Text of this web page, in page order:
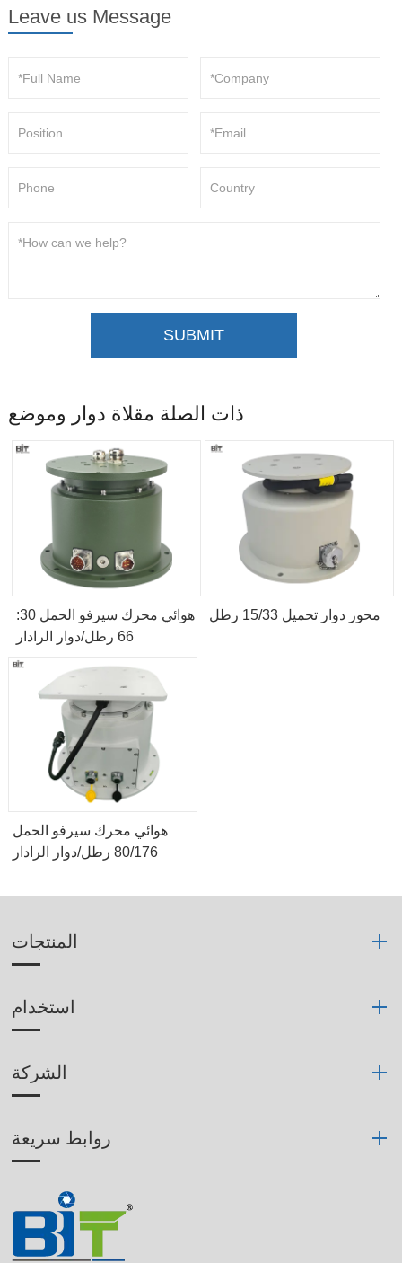
Leave us Message
SUBMIT
ذات الصلة مقلاة دوار وموضع
هوائي محرك سيرفو الحمل 30:
66 رطل/دوار الرادار
محور دوار تحميل 15/33 رطل
هوائي محرك سيرفو الحمل
80/176 رطل/دوار الرادار
المنتجات
استخدام
الشركة
روابط سريعة